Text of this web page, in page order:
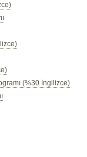
(%30 İngilizce)